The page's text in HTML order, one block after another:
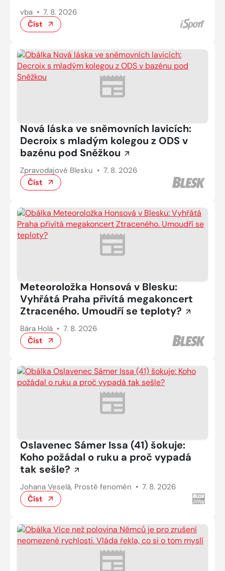
vba • 7. 8. 2026
Číst
Nová láska ve sněmovních lavicích:
Decroix s mladým kolegou z ODS v
bazénu pod Sněžkou
Zpravodajové Blesku • 7. 8. 2026
Číst
Meteoroložka Honsová v Blesku:
Vyhřátá Praha přivítá megakoncert
Ztraceného. Umoudří se teploty?
Bára Holá • 7. 8. 2026
Číst
Oslavenec Sámer Issa (41) šokuje:
Koho požádal o ruku a proč vypadá
tak sešle?
Johana Veselá, Prostě fenomén • 7. 8. 2026
Číst